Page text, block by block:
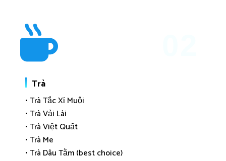
Trà
• Trà Tắc Xí Muội
• Trà Vải Lài
• Trà Việt Quất
• Trà Me
• Trà Dâu Tằm (best choice)